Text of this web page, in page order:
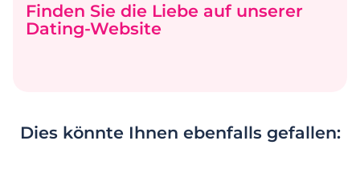
Finden Sie die Liebe auf unserer
Dating-Website
Dies könnte Ihnen ebenfalls gefallen: